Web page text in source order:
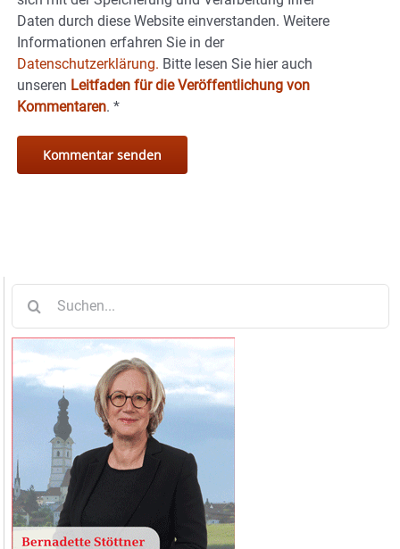
Daten durch diese Website einverstanden. Weitere
Informationen erfahren Sie in der
Datenschutzerklärung. Bitte lesen Sie hier auch
unseren Leitfaden für die Veröffentlichung von
Kommentaren. *
nach: